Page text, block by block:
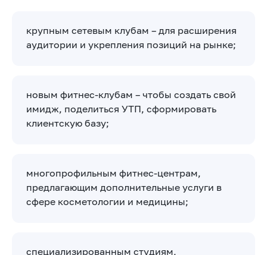
крупным сетевым клубам – для расширения
аудитории и укрепления позиций на рынке;
новым фитнес-клубам – чтобы создать свой
имидж, поделиться УТП, сформировать
клиентскую базу;
многопрофильным фитнес-центрам,
предлагающим дополнительные услуги в
сфере косметологии и медицины;
специализированным студиям,